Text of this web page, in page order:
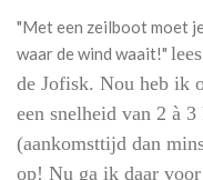
"Met een zeilboot moet
waar de wind waait!"
de Jofisk. Nou heb ik
een snelheid van 2 à
(aankomsttijd dan
op! Nu ga ik daar